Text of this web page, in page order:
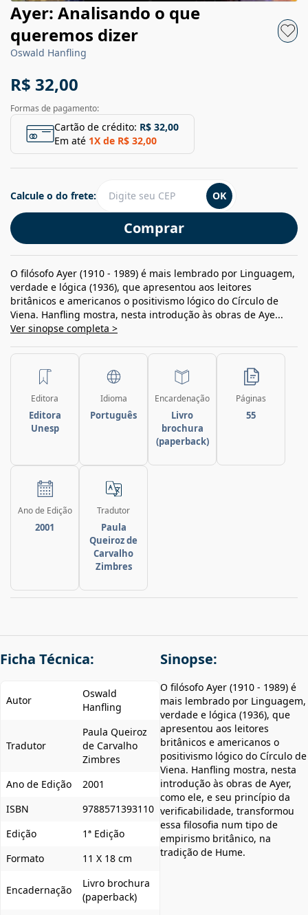
Ayer: Analisando o que
queremos dizer
Oswald Hanfling
R$ 32,00
Formas de pagamento:
Cartão de crédito: R$ 32,00
Em até 1X de R$ 32,00
Comprar
Calcule o do frete: OK
O filósofo Ayer (1910 - 1989) é mais lembrado por Linguagem,
verdade e lógica (1936), que apresentou aos leitores
britânicos e americanos o positivismo lógico do Círculo de
Viena. Hanfling mostra, nesta introdução às obras de Aye...
Ver sinopse completa >
Editora
Editora
Unesp
Idioma
Português
Encardenação
Livro
brochura
(paperback)
Páginas
55
Ano de Edição
2001
Tradutor
Paula
Queiroz de
Carvalho
Zimbres
Ficha Técnica:
Autor
Oswald
Hanfling
Tradutor
Paula Queiroz
de Carvalho
Zimbres
Ano de Edição
2001
ISBN
9788571393110
Edição
1ª Edição
Formato
11 X 18 cm
Encadernação
Livro brochura
(paperback)
Sinopse:
O filósofo Ayer (1910 - 1989) é
mais lembrado por Linguagem,
verdade e lógica (1936), que
apresentou aos leitores
britânicos e americanos o
positivismo lógico do Círculo de
Viena. Hanfling mostra, nesta
introdução às obras de Ayer,
como ele, e seu princípio da
verificabilidade, transformou
essa filosofia num tipo de
empirismo britânico, na
tradição de Hume.